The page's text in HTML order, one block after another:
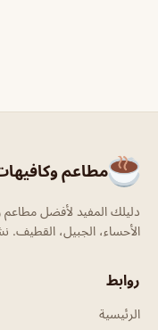
مطاعم
دليلك المفيد لأفضل مطاعم
الأحساء، الجبيل، القطيف.
روابط
الرئيسية